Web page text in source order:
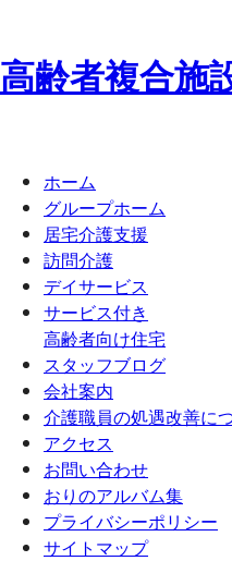
高齢者複合施
ホーム
グループホーム
居宅介護支援
訪問介護
デイサービス
サービス付き
高齢者向け住宅
スタッフブログ
会社案内
介護職員の処遇改善に
アクセス
お問い合わせ
おりのアルバム集
プライバシーポリシー
サイトマップ